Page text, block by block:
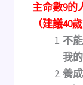
主命數9的
（建議40
不
我
養